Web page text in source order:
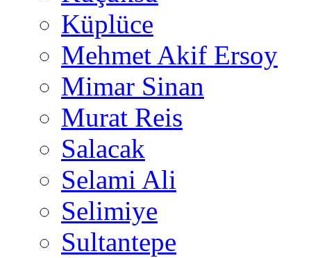
Küplüce
Mehmet Akif Ersoy
Mimar Sinan
Murat Reis
Salacak
Selami Ali
Selimiye
Sultantepe